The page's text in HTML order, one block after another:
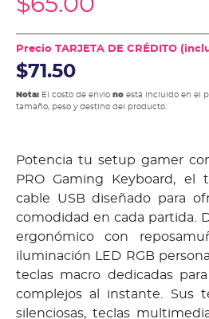
$65.00
Precio TARJETA DE CRÉDITO
$71.50
Nota: El costo de envío no está incluido en el
tamaño, peso y destino del producto.
Potencia tu setup gamer
PRO Gaming Keyboard, el
cable USB diseñado para
comodidad en cada partida.
ergonómico con
iluminación LED RGB
teclas macro dedicadas
complejos al instante. Sus
silenciosas, teclas